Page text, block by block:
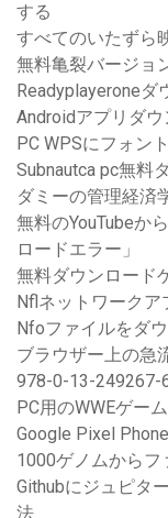
する
すべてのいたずら
無料亀裂バージョ
Readyplayeroneダ
Androidアプリダ
PC WPSにフォン
Subnautca pc無料
ダミーの管理経済
無料のYouTubeか
ロードエラー」
無料ダウンロード
Nflネットワーク
Nfoファイルをダ
ブラウザー上の急
978-0-13-249267-
PC用のWWEゲー
Google Pixel
1000ゲノムから
Githubにジュピタ
法